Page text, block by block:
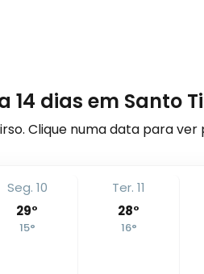
14 dias em Santo
Clique numa data para
Seg. 10
29°
15°
Ter. 11
28°
16°